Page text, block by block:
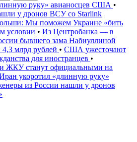
руку» авианосцев США •
у дронов ВСУ со Starlink
Мы поможем Украине «бить
условии • Из Центробанка — в
бывшего зама Набиуллиной
млрд рублей • США ужесточают
для иностранцев •
ЖКУ станут официальными на
укоротил «длинную руку»
из России нашли у дронов